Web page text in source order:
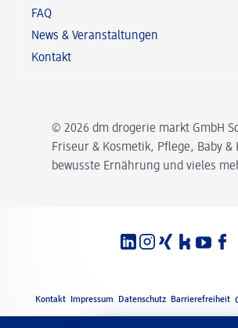
© 2026 dm drogerie markt GmbH
Friseur & Kosmetik, Pflege, Baby &
bewusste Ernährung und vieles
FAQ
News & Veranstaltungen
Kontakt
Rechtliches
Kontakt Impressum Datenschutz Barrierefreiheit